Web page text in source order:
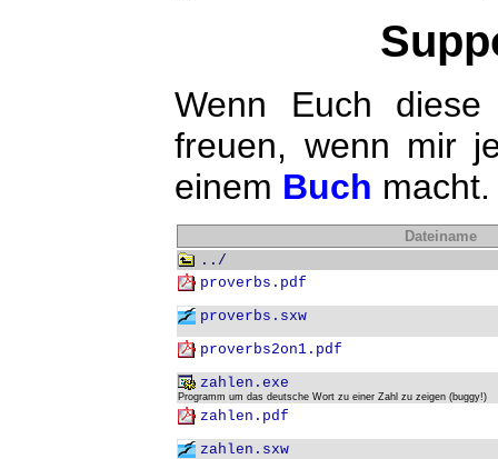
Wenn Euch
freuen, wenn mir
einem Buch
Dateiname
../
proverbs.pdf
proverbs.sxw
proverbs2on1.pdf
zahlen.exe
Programm um das deutsche Wort zu einer Zahl zu zeigen (buggy!)
zahlen.pdf
zahlen.sxw